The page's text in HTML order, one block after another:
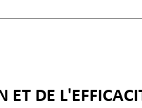
ET DE